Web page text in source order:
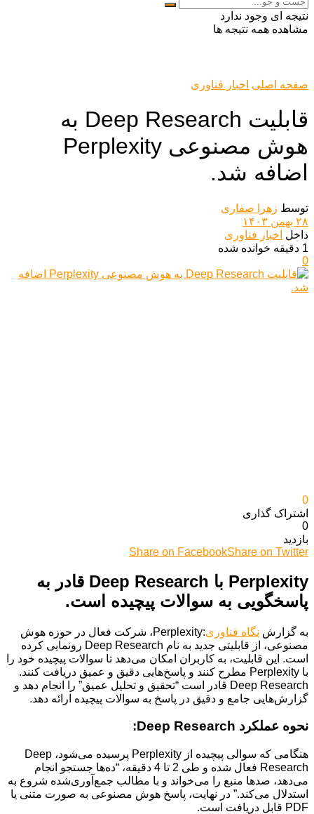
نتیجه ای وجود ندارد
مشاهده همه نتیجه ها
صفحه اصلی اخبار فناوری
قابلیت Deep Research به
هوش مصنوعی Perplexity
اضافه شد.
توسط زهرا صفاری
۲۸ بهمن ۱۴۰۳
داخل اخبار فناوری
1 دقیقه خوانده شده
0
0
اشتراک گذاری‌
0
بازدید
Share on FacebookShare on Twitter
Perplexity با Deep Research قادر به
پاسخگویی به سوالات پیچیده است.
به گزارش نگاه فناوری
:Perplexity، شرکت فعال در حوزه هوش
مصنوعی، از قابلیتی جدید به نام Deep Research رونمایی کرده
است. این قابلیت، به کاربران امکان می‌دهد تا سوالات پیچیده خود را
با Perplexity مطرح کنند و پاسخ‌هایی دقیق و عمیق دریافت کنند.
Deep Research قادر است “تحقیق و تحلیل عمیق” را انجام دهد و
گزارش‌هایی جامع و دقیق در پاسخ به سوالات پیچیده ارائه دهد.
نحوه عملکرد Deep Research:
هنگامی که سوالی پیچیده از Perplexity پرسیده می‌شود، Deep
Research فعال شده و طی 2 تا 4 دقیقه، “ده‌ها جستجو انجام
می‌دهد، صدها منبع را می‌خواند و با مطالب جمع‌آوری‌شده شروع به
استدلال می‌کند.” در نهایت، پاسخ هوش مصنوعی به صورت متنی یا
PDF قابل دریافت است.